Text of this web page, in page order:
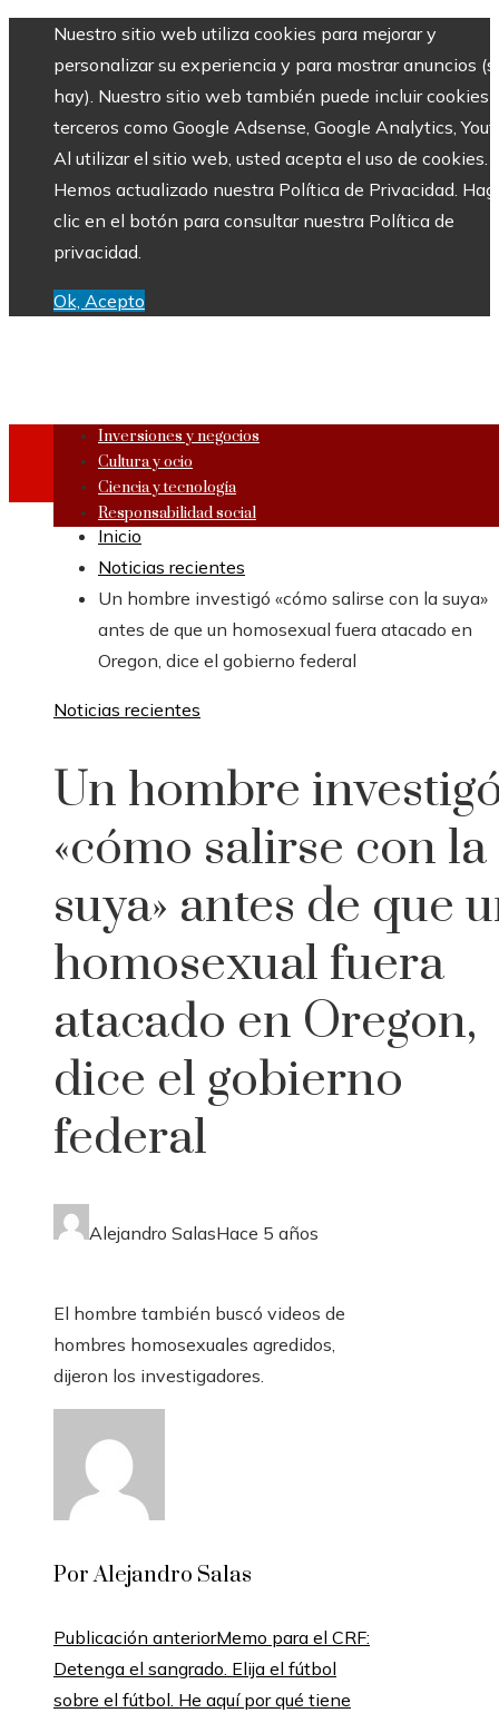
Nuestro sitio web utiliza cookies para mejorar y
personalizar su experiencia y para mostrar anuncios
hay). Nuestro sitio web también puede incluir cookies
terceros como Google Adsense, Google Analytics,
Al utilizar el sitio web, usted acepta el uso de cookies.
Hemos actualizado nuestra Política de Privacidad.
clic en el botón para consultar nuestra Política de
privacidad.
Ok, Acepto
Inversiones y negocios
Cultura y ocio
Ciencia y tecnología
Responsabilidad social
Inicio
Noticias recientes
Un hombre investigó «cómo salirse con la suya»
antes de que un homosexual fuera atacado en
Oregon, dice el gobierno federal
Noticias recientes
Un hombre
«cómo salirse con la
suya» antes de que
homosexual fuera
atacado en Oregon,
dice el gobierno
federal
Alejandro SalasHace 5 años
El hombre también buscó videos de
hombres homosexuales agredidos,
dijeron los investigadores.
Por Alejandro Salas
Publicación anteriorMemo para el CRF:
Detenga el sangrado. Elija el fútbol
sobre el fútbol. He aquí por qué tiene